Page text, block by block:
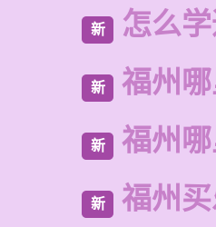
新 怎么
新 福州
新 福州
新 福州